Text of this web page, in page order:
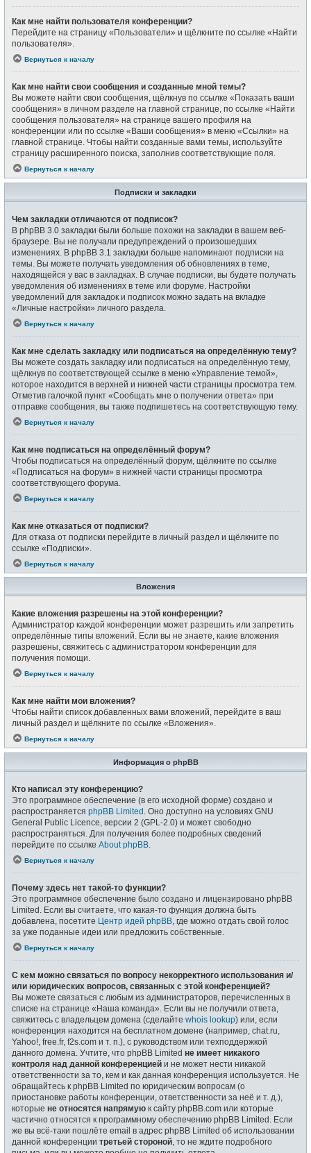
Как мне найти пользователя конференции?
Перейдите на страницу «Пользователи» и щёлкните по ссылке «Найти
пользователя».
Вернуться к началу
Как мне найти свои сообщения и созданные мной темы?
Вы можете найти свои сообщения, щёлкнув по ссылке «Показать ваши
сообщения» в личном разделе на главной странице, по ссылке «Найти
сообщения пользователя» на странице вашего профиля на
конференции или по ссылке «Ваши сообщения» в меню «Ссылки» на
главной странице. Чтобы найти созданные вами темы, используйте
страницу расширенного поиска, заполнив соответствующие поля.
Вернуться к началу
Подписки и закладки
Чем закладки отличаются от подписок?
В phpBB 3.0 закладки были больше похожи на закладки в вашем веб-
браузере. Вы не получали предупреждений о произошедших
изменениях. В phpBB 3.1 закладки больше напоминают подписки на
темы. Вы можете получать уведомления об обновлениях в теме,
находящейся у вас в закладках. В случае подписки, вы будете получать
уведомления об изменениях в теме или форуме. Настройки
уведомлений для закладок и подписок можно задать на вкладке
«Личные настройки» личного раздела.
Вернуться к началу
Как мне сделать закладку или подписаться на определённую тему?
Вы можете создать закладку или подписаться на определённую тему,
щёлкнув по соответствующей ссылке в меню «Управление темой»,
которое находится в верхней и нижней части страницы просмотра тем.
Отметив галочкой пункт «Сообщать мне о получении ответа» при
отправке сообщения, вы также подпишетесь на соответствующую тему.
Вернуться к началу
Как мне подписаться на определённый форум?
Чтобы подписаться на определённый форум, щёлкните по ссылке
«Подписаться на форум» в нижней части страницы просмотра
соответствующего форума.
Вернуться к началу
Как мне отказаться от подписки?
Для отказа от подписки перейдите в личный раздел и щёлкните по
ссылке «Подписки».
Вернуться к началу
Вложения
Какие вложения разрешены на этой конференции?
Администратор каждой конференции может разрешить или запретить
определённые типы вложений. Если вы не знаете, какие вложения
разрешены, свяжитесь с администратором конференции для
получения помощи.
Вернуться к началу
Как мне найти мои вложения?
Чтобы найти список добавленных вами вложений, перейдите в ваш
личный раздел и щёлкните по ссылке «Вложения».
Вернуться к началу
Информация о phpBB
Кто написал эту конференцию?
Это программное обеспечение (в его исходной форме) создано и
распространяется phpBB Limited . Оно доступно на условиях GNU
General Public Licence, версии 2 (GPL-2.0) и может свободно
распространяться. Для получения более подробных сведений
перейдите по ссылке About phpBB
Вернуться к началу
Почему здесь нет такой-то функции?
Это программное обеспечение было создано и лицензировано phpBB
Limited. Если вы считаете, что какая-то функция должна быть
добавлена, посетите Центр идей phpBB , где можно отдать свой голос
за уже поданные идеи или предложить собственные.
Вернуться к началу
С кем можно связаться по вопросу некорректного использования и/
или юридических вопросов, связанных с этой конференцией?
Вы можете связаться с любым из администраторов, перечисленных в
списке на странице «Наша команда». Если вы не получили ответа,
свяжитесь с владельцем домена (сделайте whois lookup) или, если
конференция находится на бесплатном домене (например, chat.ru,
Yahoo!, free.fr, f2s.com и т. п.), с руководством или техподдержкой
данного домена. Учтите, что phpBB Limited не имеет никакого
контроля над данной конференцией и не может нести никакой
ответственности за то, кем и как данная конференция используется. Не
обращайтесь к phpBB Limited по юридическим вопросам (о
приостановке работы конференции, ответственности за неё и т. д.),
которые не относятся напрямую к сайту phpBB.com или которые
частично относятся к программному обеспечению phpBB Limited. Если
же вы всё-таки пошлёте email в адрес phpBB Limited об использовании
данной конференции третьей стороной , то не ждите подробного